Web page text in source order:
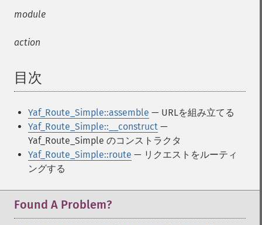
module
action
目次
Yaf_Route_Simple::assemble — URLを組み立てる
Yaf_Route_Simple::__construct —
Yaf_Route_Simple のコンストラクタ
Yaf_Route_Simple::route — リクエストをルーティ
ングする
Found A Problem?